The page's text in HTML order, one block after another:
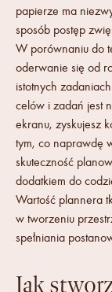
papierze ma
sposób postęp
W porównaniu do
oderwanie się od
istotnych
celów i zadań jest
ekranu, zyskujesz
tym, co naprawdę
skuteczność
dodatkiem do
Wartość plannera
w tworzeniu
spełniania
Jak